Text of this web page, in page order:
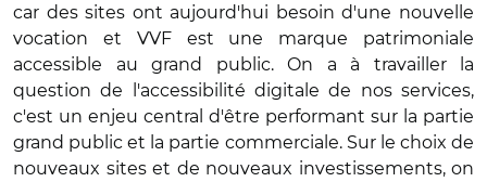
car des sites ont aujourd'hui besoin d'une nouvelle
vocation et VVF est une marque patrimoniale
accessible au grand public. On a à travailler la
question de l'accessibilité digitale de nos services,
c'est un enjeu central d'être performant sur la partie
grand public et la partie commerciale. Sur le choix de
nouveaux sites et de nouveaux investissements, on